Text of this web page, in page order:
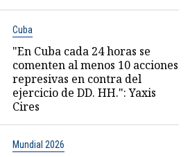
Cuba
"En Cuba cada 24 horas se
comenten al menos 10 acciones
represivas en contra del
ejercicio de DD. HH.": Yaxis
Cires
Mundial 2026